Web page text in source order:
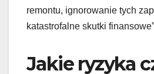
remontu, ignorowanie tych
katastrofalne skutki
Jakie ryzyka